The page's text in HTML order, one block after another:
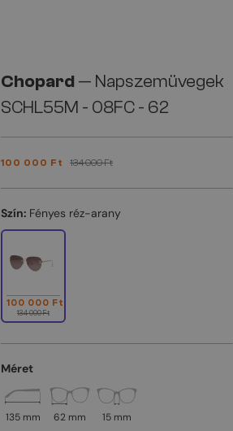
Chopard— Napszemüvegek
SCHL55M - 08FC - 62
100 000 Ft 134 000 Ft
Szín: Fényes réz-arany
100 000 Ft
134 000 Ft
Méret
135 mm 62 mm 15 mm